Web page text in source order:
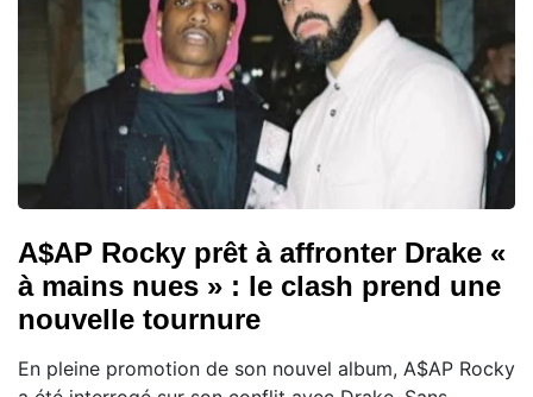
A$AP Rocky prêt à affronter Drake «
à mains nues » : le clash prend une
nouvelle tournure
En pleine promotion de son nouvel album, A$AP Rocky